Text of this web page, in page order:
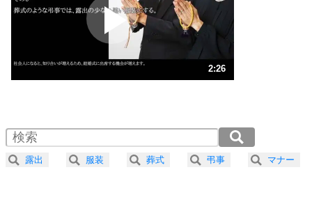
ポジティブになれない原因は、行動しないから。
ポジティブ思考になる30の方法
ストレス対策
人生、なんとかなるもの。
気楽に生きる30の方法
4 器の大きい人は、怒りを優しさで表現する。
プラス思考
2:26
2.0倍速 （287KB 1分13秒）
2.5倍速 （230KB 58秒）
3.0倍速 （192KB 48秒）
露出 服装 葬式 弔事 マナー